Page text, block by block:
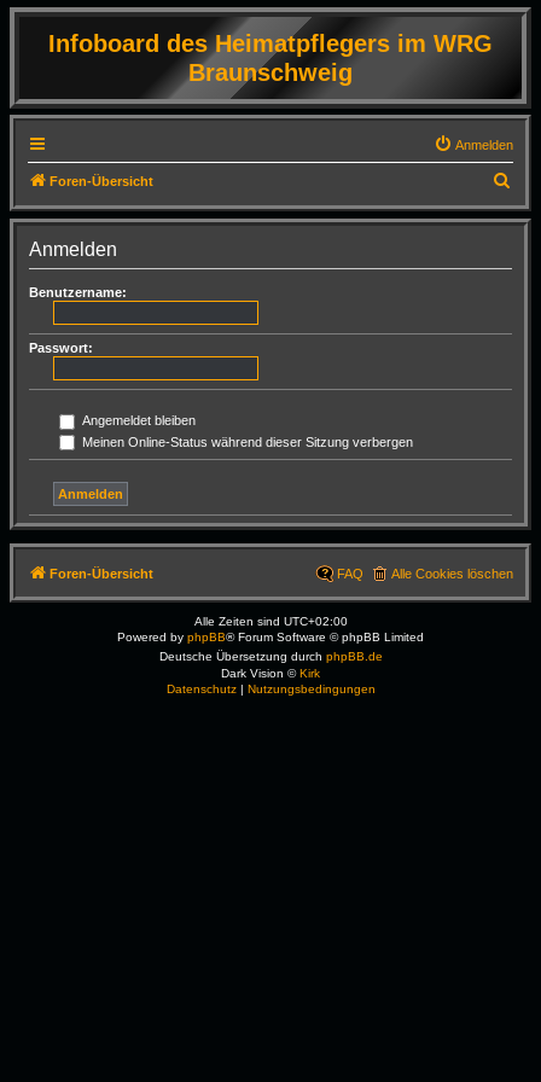
Infoboard des Heimatpflegers im WRG
Braunschweig
Anmelden
Foren-Übersicht
u
Anmelden
Benutzername:
Passwort:
Angemeldet bleiben
Meinen Online-Status während dieser Sitzung verbergen
Foren-Übersicht Alle Cookies löschen
FAQ
Alle Zeiten sind UTC+02:00
Powered by phpBB® Forum Software © phpBB Limited
Deutsche Übersetzung durch phpBB.de
Dark Vision ©Kirk
Datenschutz| Nutzungsbedingungen